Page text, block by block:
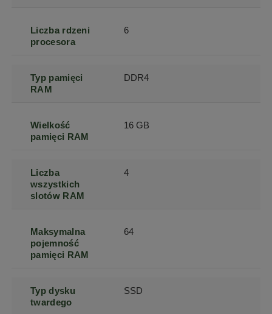
Liczba rdzeni
procesora
6
Typ pamięci
RAM
DDR4
Wielkość
pamięci RAM
16 GB
Liczba
wszystkich
slotów RAM
4
Maksymalna
pojemność
pamięci RAM
64
Typ dysku
twardego
SSD